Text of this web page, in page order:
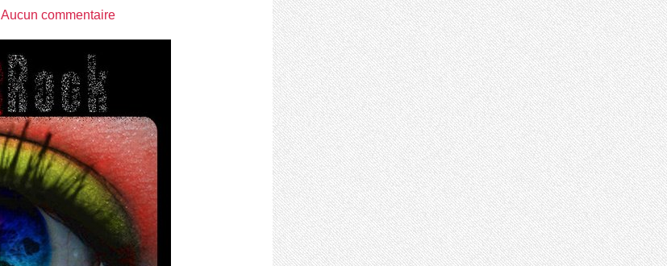
Aucun commentaire